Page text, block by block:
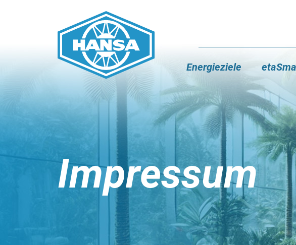
Energieziele
Impressum